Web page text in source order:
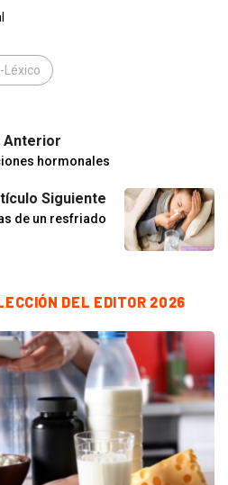
Anterior
hormonales
Siguiente
de un resfriado
DEL EDITOR 2026